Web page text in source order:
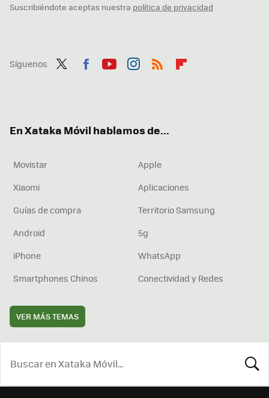
Suscribiéndote aceptas nuestra política de privacidad
Síguenos
En Xataka Móvil hablamos de...
Movistar
Apple
Xiaomi
Aplicaciones
Guías de compra
Territorio Samsung
Android
5g
iPhone
WhatsApp
Smartphones Chinos
Conectividad y Redes
VER MÁS TEMAS